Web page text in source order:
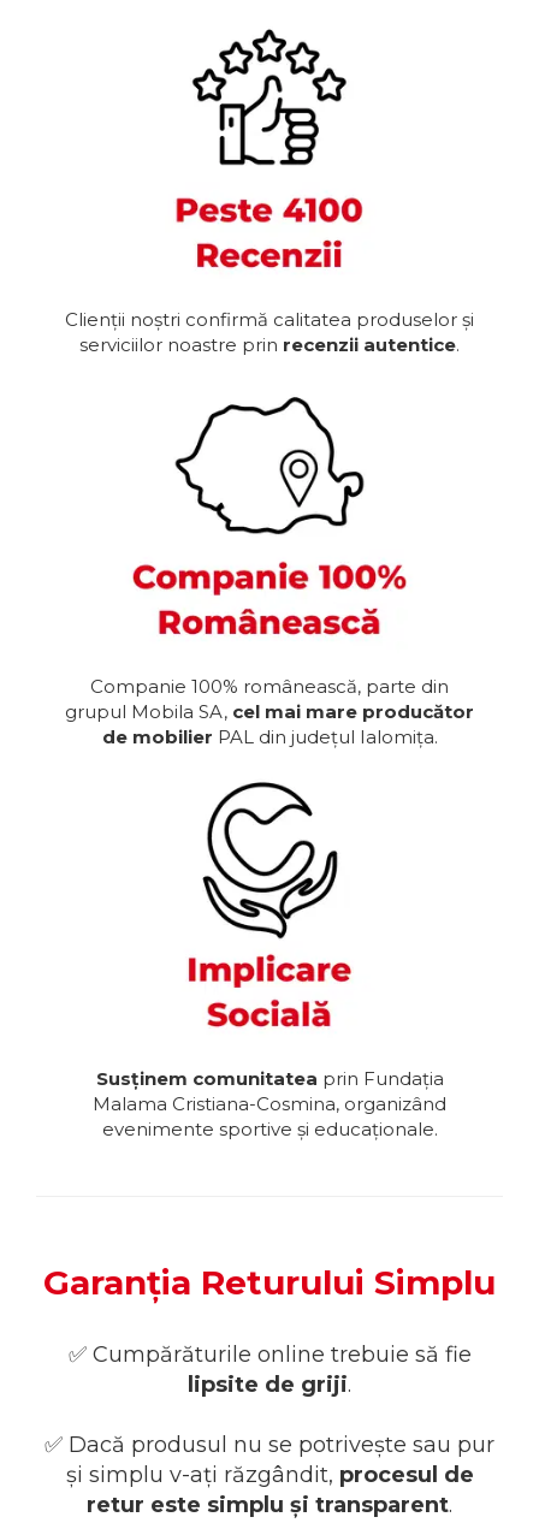
Clienții noștri confirmă calitatea produselor și
serviciilor noastre prin recenzii autentice.
Companie 100% românească, parte din
grupul Mobila SA, cel mai mare producător
de mobilier PAL din județul Ialomița.
Susținem comunitatea prin Fundația
Malama Cristiana-Cosmina, organizând
evenimente sportive și educaționale.
Garanția Returului Simplu
✅️ Cumpărăturile online trebuie să fie
lipsite de griji.
✅️ Dacă produsul nu se potrivește sau pur
și simplu v-ați răzgândit, procesul de
retur este simplu și transparent.